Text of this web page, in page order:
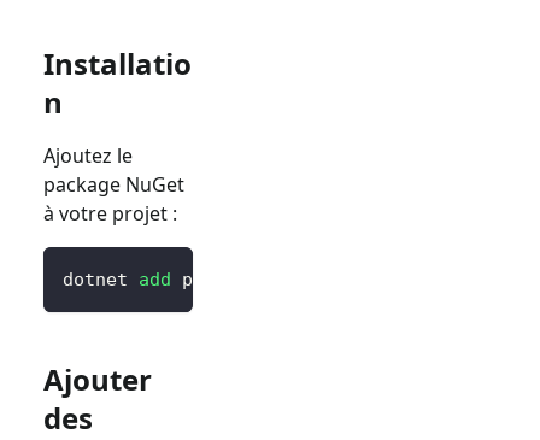
Installatio
n
Ajoutez le
package NuGet
à votre projet :
dotnet add package Blorc.OpenIdConnect
Ajouter
des